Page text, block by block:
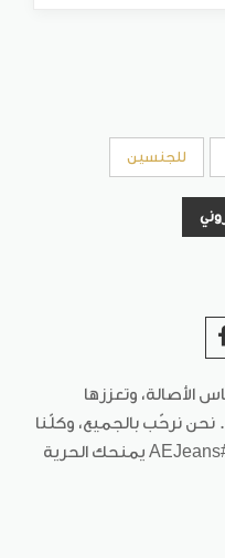
للجنسين
الأصالة، وتعززها
نحن نرحّب بالجميع، وكلّنا
ثقة أن التألق بالجينز من تصاميم #AEJeans يمنحك الحرية